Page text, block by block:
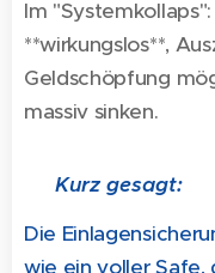
Im
**wirkungslos**,
Geldschöpfung
massiv sinken.
🔍 Kurz gesagt:
Die
wie ein voller Safe,